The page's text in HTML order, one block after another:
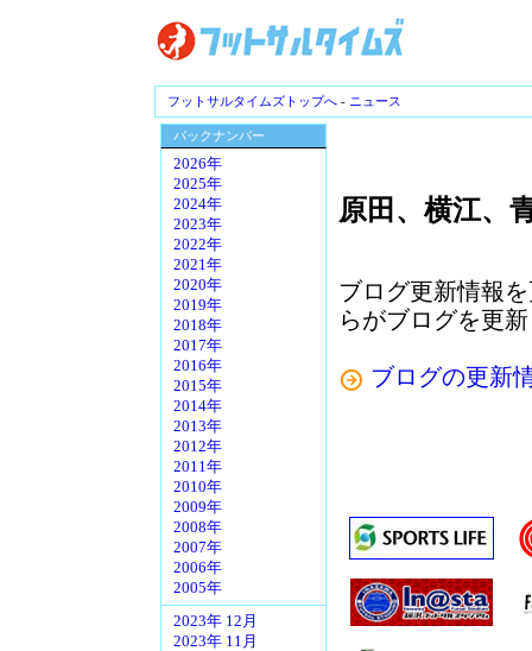
フットサルタイムズトップへ - ニュース
バックナンバー
2026年
2025年
2024年
2023年
2022年
2021年
2020年
2019年
2018年
2017年
2016年
2015年
2014年
2013年
2012年
2011年
2010年
2009年
2008年
2007年
2006年
2005年
2023年 12月
2023年 11月
原田、横江、
ブログ更新情報
らがブログを更
ブログの更新